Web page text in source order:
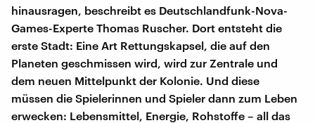
hinausragen, beschreibt es Deutschlandfunk-Nova-
Games-Experte Thomas Ruscher. Dort entsteht die
erste Stadt: Eine Art Rettungskapsel, die auf den
Planeten geschmissen wird, wird zur Zentrale und
dem neuen Mittelpunkt der Kolonie. Und diese
müssen die Spielerinnen und Spieler dann zum Leben
erwecken: Lebensmittel, Energie, Rohstoffe – all das